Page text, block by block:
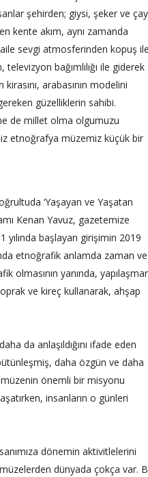
şehirden; giysi, şeker ve çay
kente akım, aynı zamanda
sevgi atmosferinden kopuş ile
bağımlılığı ile giderek
arabasının modelini
güzelliklerin sahibi.
de millet olma olgumuzu
etnoğrafya müzemiz küçük bir
‘Yaşayan ve Yaşatan
Kenan Yavuz, gazetemize
başlayan girişimin 2019
etnoğrafik anlamda zaman ve
yanında,
ve kireç kullanarak, ahşap
da anlaşıldığını ifade eden
daha özgün ve daha
önemli bir misyonu
insanların o günleri
dönemin aktivitlelerini
dünyada çokça var.